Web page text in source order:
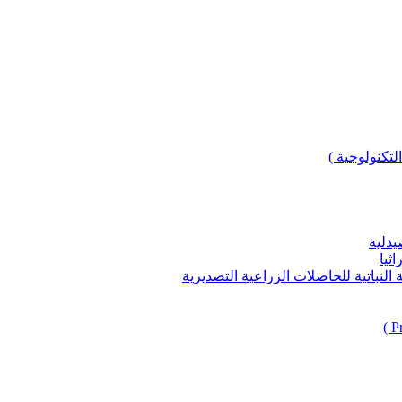
)
للحاصلات الزراعية التصديرية